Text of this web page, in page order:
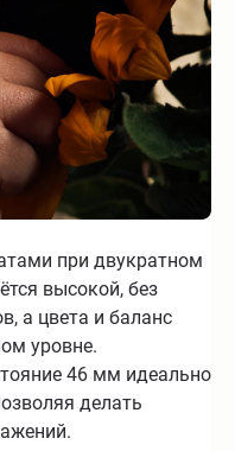
при двукратном
высокой, без
а цвета и баланс
уровне.
46 мм идеально
делать